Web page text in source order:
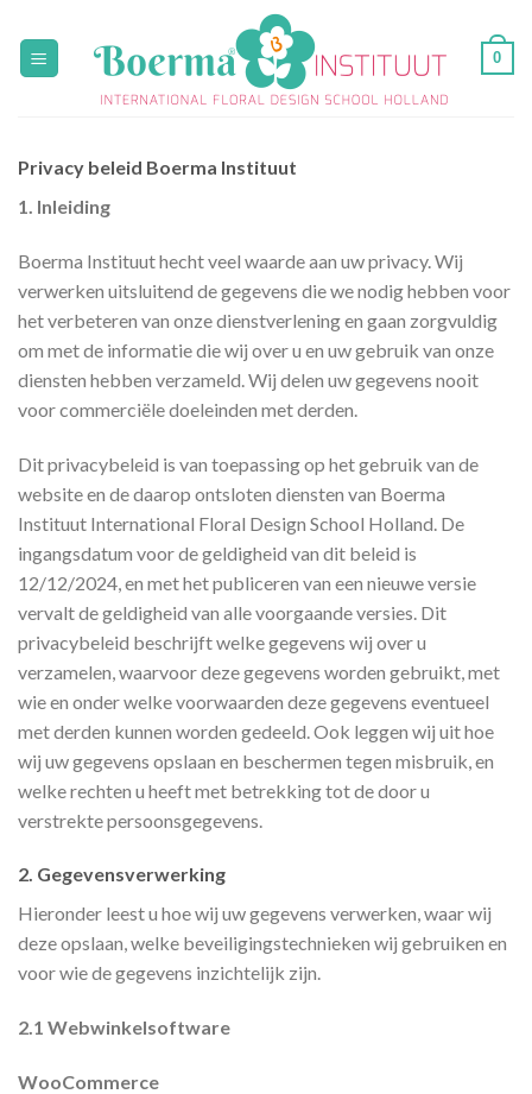
content
0
Privacy beleid Boerma Instituut
1. Inleiding
Boerma Instituut hecht veel waarde aan uw privacy. Wij
verwerken uitsluitend de gegevens die we nodig hebben voor
het verbeteren van onze dienstverlening en gaan zorgvuldig
om met de informatie die wij over u en uw gebruik van onze
diensten hebben verzameld. Wij delen uw gegevens nooit
voor commerciële doeleinden met derden.
Dit privacybeleid is van toepassing op het gebruik van de
website en de daarop ontsloten diensten van Boerma
Instituut International Floral Design School Holland. De
ingangsdatum voor de geldigheid van dit beleid is
12/12/2024, en met het publiceren van een nieuwe versie
vervalt de geldigheid van alle voorgaande versies. Dit
privacybeleid beschrijft welke gegevens wij over u
verzamelen, waarvoor deze gegevens worden gebruikt, met
wie en onder welke voorwaarden deze gegevens eventueel
met derden kunnen worden gedeeld. Ook leggen wij uit hoe
wij uw gegevens opslaan en beschermen tegen misbruik, en
welke rechten u heeft met betrekking tot de door u
verstrekte persoonsgegevens.
2. Gegevensverwerking
Hieronder leest u hoe wij uw gegevens verwerken, waar wij
deze opslaan, welke beveiligingstechnieken wij gebruiken en
voor wie de gegevens inzichtelijk zijn.
2.1 Webwinkelsoftware
WooCommerce